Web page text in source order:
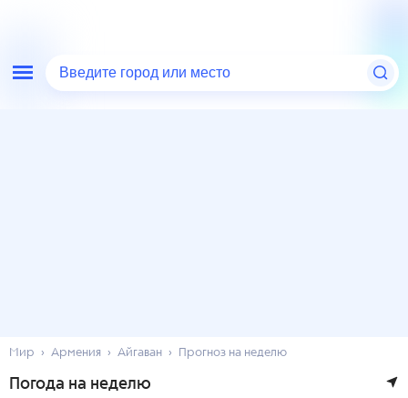
Введите город или место
Мир Армения Айгаван Прогноз на неделю
Погода на неделю